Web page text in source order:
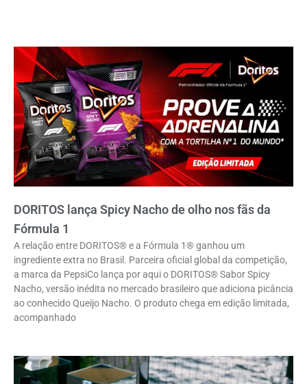
DORITOS lança Spicy Nacho de olho nos fãs da
Fórmula 1
A relação entre DORITOS® e a Fórmula 1® ganhou um
ingrediente extra no Brasil. Parceira oficial global da competição,
a marca da PepsiCo lança por aqui o DORITOS® Sabor Spicy
Nacho, versão inédita no mercado brasileiro que adiciona picância
ao conhecido Queijo Nacho. O produto chega em edição limitada,
acompanhado